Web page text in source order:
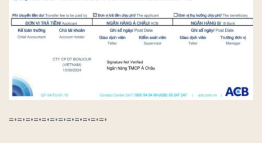
=•=•=•=•=•=•=•=•=•=•=•=•